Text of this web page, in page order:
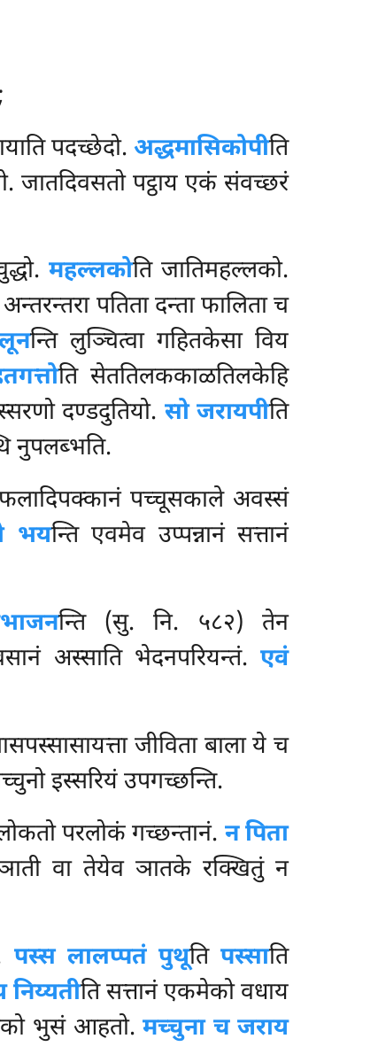
पदच्छेदो. अद्धमासिकोपीति
जातदिवसतो पट्ठाय एकं संवच्छरं
महल्लकोति जातिमहल्लको.
पतिता दन्ता फालिता च
न्ति लुञ्चित्वा गहितकेसा विय
ति सेततिलककाळतिलकेहि
दण्डदुतियो. सो जरायपीति
नुपलब्भति.
पच्चूसकाले अवस्सं
भयन्ति एवमेव उप्पन्नानं सत्तानं
न्ति (सु. नि. ५८२) तेन
अस्साति भेदनपरियन्तं.एवं
जीविता बाला ये च
इस्सरियं उपगच्छन्ति.
परलोकं गच्छन्तानं. न पिता
ञाती वा तेयेव ञातके रक्खितुं न
पस्स लालप्पतं पुथूतिपस्साति
ति सत्तानं एकमेको वधाय
भुसं आहतो.मच्चुना च जराय